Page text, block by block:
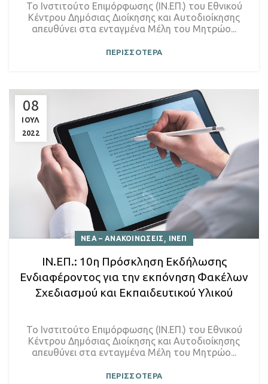
Το Ινστιτούτο Επιμόρφωσης (ΙΝ.ΕΠ.) του Εθνικού
Κέντρου Δημόσιας Διοίκησης και Αυτοδιοίκησης
απευθύνει στα ενταγμένα Μέλη του Μητρώο...
ΠΕΡΙΣΣΟΤΕΡΑ
08
ΙΟΥΛ
2022
ΝΕΑ – ΑΝΑΚΟΙΝΩΣΕΙΣ , ΙΝΕΠ
ΙΝ.ΕΠ.: 10η Πρόσκληση Εκδήλωσης
Ενδιαφέροντος για την εκπόνηση Φακέλων
Σχεδιασμού και Εκπαιδευτικού Υλικού
Το Ινστιτούτο Επιμόρφωσης (ΙΝ.ΕΠ.) του Εθνικού
Κέντρου Δημόσιας Διοίκησης και Αυτοδιοίκησης
απευθύνει στα ενταγμένα Μέλη του Μητρώο...
ΠΕΡΙΣΣΟΤΕΡΑ